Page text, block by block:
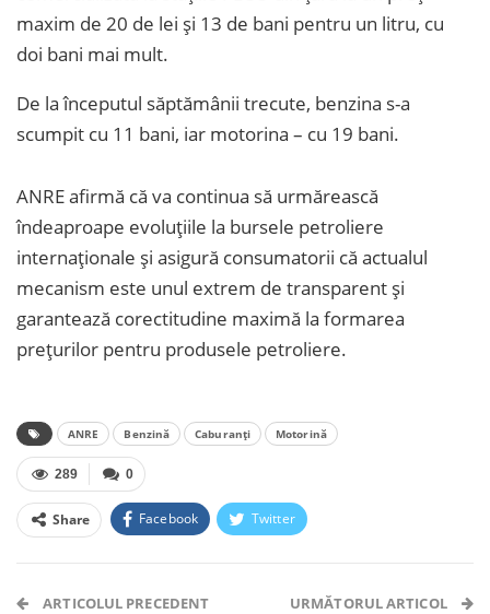
maxim de 20 de lei și 13 de bani pentru un litru, cu
doi bani mai mult.
De la începutul săptămânii trecute, benzina s-a
scumpit cu 11 bani, iar motorina – cu 19 bani.
ANRE afirmă că va continua să urmărească
îndeaproape evoluțiile la bursele petroliere
internaționale și asigură consumatorii că actualul
mecanism este unul extrem de transparent și
garantează corectitudine maximă la formarea
prețurilor pentru produsele petroliere.
ANRE Benzină Caburanți Motorină
0
289
Share Facebook Twitter
Telegram WhatsApp Viber
ARTICOLUL PRECEDENT URMĂTORUL ARTICOL